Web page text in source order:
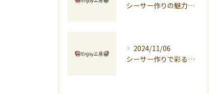
シーサー作りの魅力と手法
2024/11/06
シーサー作りで彩る陶芸体験